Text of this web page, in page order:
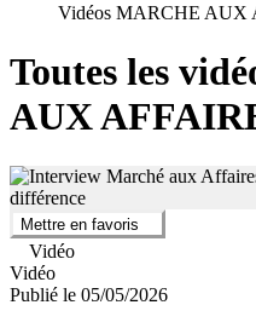
Vidéos MARCHE AUX
Toutes les
AUX
Mettre en favoris
Vidéo
Vidéo
Publié le 05/05/2026